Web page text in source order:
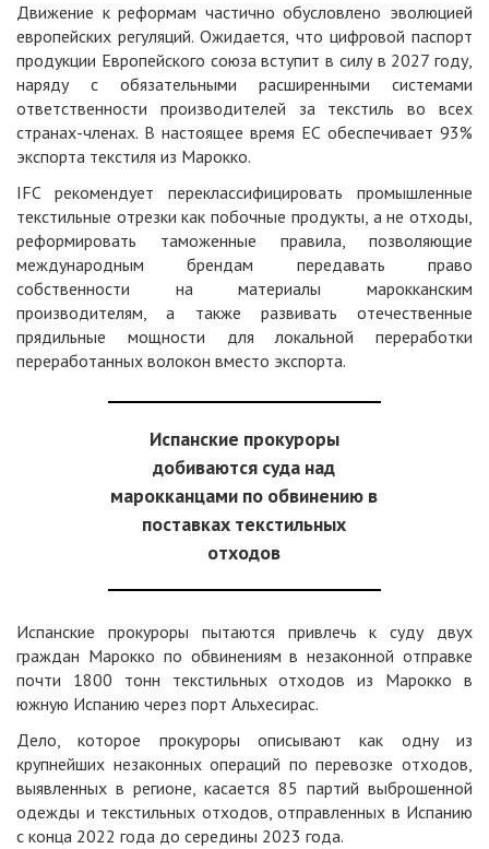
Движение к реформам частично обусловлено эволюцией
европейских регуляций. Ожидается, что цифровой паспорт
продукции Европейского союза вступит в силу в 2027 году,
наряду с обязательными расширенными системами
ответственности производителей за текстиль во всех
странах-членах. В настоящее время ЕС обеспечивает 93%
экспорта текстиля из Марокко.
IFC рекомендует переклассифицировать промышленные
текстильные отрезки как побочные продукты, а не отходы,
реформировать таможенные правила, позволяющие
международным брендам передавать право
собственности на материалы марокканским
производителям, а также развивать отечественные
прядильные мощности для локальной переработки
переработанных волокон вместо экспорта.
Испанские прокуроры
добиваются суда над
марокканцами по обвинению в
поставках текстильных
отходов
Испанские прокуроры пытаются привлечь к суду двух
граждан Марокко по обвинениям в незаконной отправке
почти 1800 тонн текстильных отходов из Марокко в
южную Испанию через порт Альхесирас.
Дело, которое прокуроры описывают как одну из
крупнейших незаконных операций по перевозке отходов,
выявленных в регионе, касается 85 партий выброшенной
одежды и текстильных отходов, отправленных в Испанию
с конца 2022 года до середины 2023 года.